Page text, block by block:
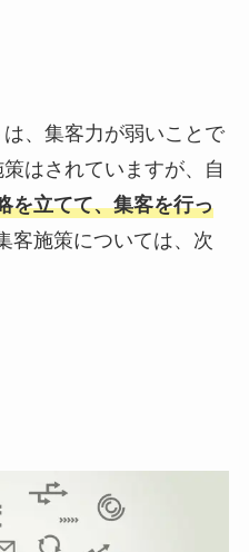
、集客力が弱いことで
はされていますが、自
を立てて、集客を行っ
客施策については、次